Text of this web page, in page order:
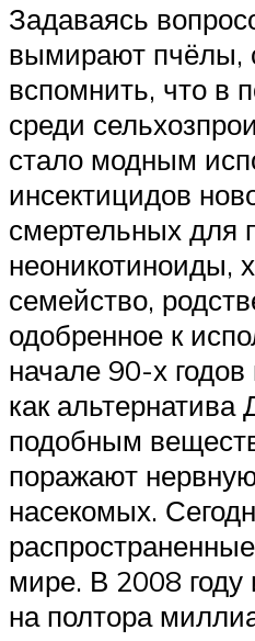
Задаваясь
вымирают пчёлы,
вспомнить, что в
среди
стало модным
инсектицидов
смертельных для
неоникотиноиды,
семейство,
одобренное к
начале 90-х
как
подобным
поражают
насекомых.
мире. В 2008
на полтора